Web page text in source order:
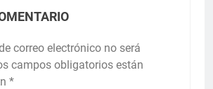
correo electrónico no será
campos obligatorios están
*